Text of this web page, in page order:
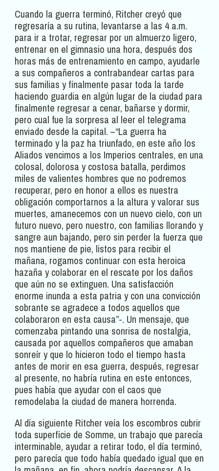
Cuando la guerra terminó, Ritcher creyó que
regresaría a su rutina, levantarse a las 4 a.m.
para ir a trotar, regresar por un almuerzo ligero,
entrenar en el gimnasio una hora, después dos
horas más de entrenamiento en campo, ayudarle
a sus compañeros a contrabandear cartas para
sus familias y finalmente pasar toda la tarde
haciendo guardia en algún lugar de la ciudad para
finalmente regresar a cenar, bañarse y dormir,
pero cual fue la sorpresa al leer el telegrama
enviado desde la capital. –“La guerra ha
terminado y la paz ha triunfado, en este año los
Aliados vencimos a los Imperios centrales, en una
colosal, dolorosa y costosa batalla, perdimos
miles de valientes hombres que no podremos
recuperar, pero en honor a ellos es nuestra
obligación comportarnos a la altura y valorar sus
muertes, amanecemos con un nuevo cielo, con un
futuro nuevo, pero nuestro, con familias llorando y
sangre aun bajando, pero sin perder la fuerza que
nos mantiene de pie, listos para recibir el
mañana, rogamos continuar con esta heroica
hazaña y colaborar en el rescate por los daños
que aún no se extinguen. Una satisfacción
enorme inunda a esta patria y con una convicción
sobrante se agradece a todos aquellos que
colaboraron en esta causa”-. Un mensaje, que
comenzaba pintando una sonrisa de nostalgia,
causada por aquellos compañeros que amaban
sonreír y que lo hicieron todo el tiempo hasta
antes de morir en esa guerra, después, regresar
al presente, no habría rutina en este entonces,
pues había que ayudar con el caos que
remodelaba la ciudad de manera horrenda.
Al día siguiente Ritcher veía los escombros cubrir
toda superficie de Somme, un trabajo que parecía
interminable, ayudar a retirar todo, el día terminó,
pero parecía que todo había quedado igual que en